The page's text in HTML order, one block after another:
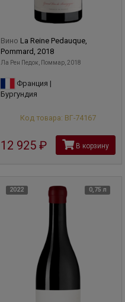
Вино La Reine Pedauque,
Pommard, 2018
Ла Рен Педок, Поммар, 2018
Франция |
Бургундия
Код товара: ВГ-74167
12 925 рубВ корзину
2022 0,75 л